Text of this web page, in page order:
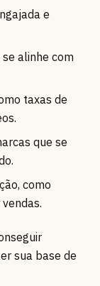
e
alinhe com
taxas de
que se
como
sua base de